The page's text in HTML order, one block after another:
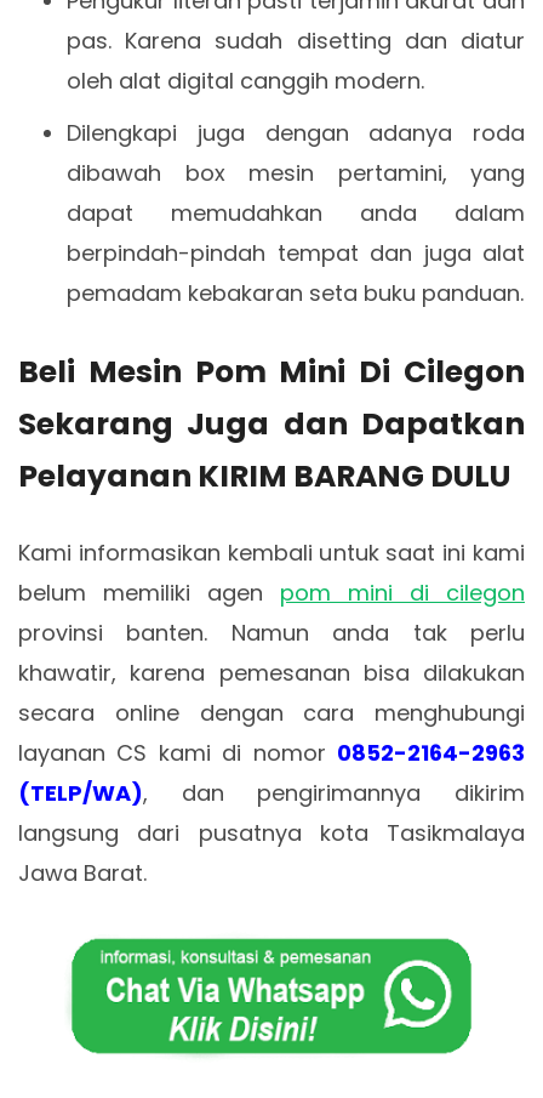
pas. Karena sudah disetting dan diatur
oleh alat digital canggih modern.
Dilengkapi juga dengan adanya roda
dibawah box mesin pertamini, yang
dapat memudahkan anda dalam
berpindah-pindah tempat dan juga alat
pemadam kebakaran seta buku panduan.
Beli Mesin Pom Mini Di Cilegon
Sekarang Juga dan Dapatkan
Pelayanan KIRIM BARANG DULU
Kami informasikan kembali untuk saat ini kami
belum memiliki agen pom mini di cilegon
provinsi banten. Namun anda tak perlu
khawatir, karena pemesanan bisa dilakukan
secara online dengan cara menghubungi
layanan CS kami di nomor 0852-2164-2963
(TELP/WA), dan pengirimannya dikirim
langsung dari pusatnya kota Tasikmalaya
Jawa Barat.